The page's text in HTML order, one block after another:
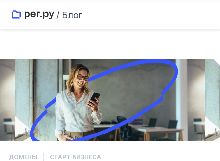
/ Блог
ДОМЕНЫ СТАРТ БИЗНЕСА